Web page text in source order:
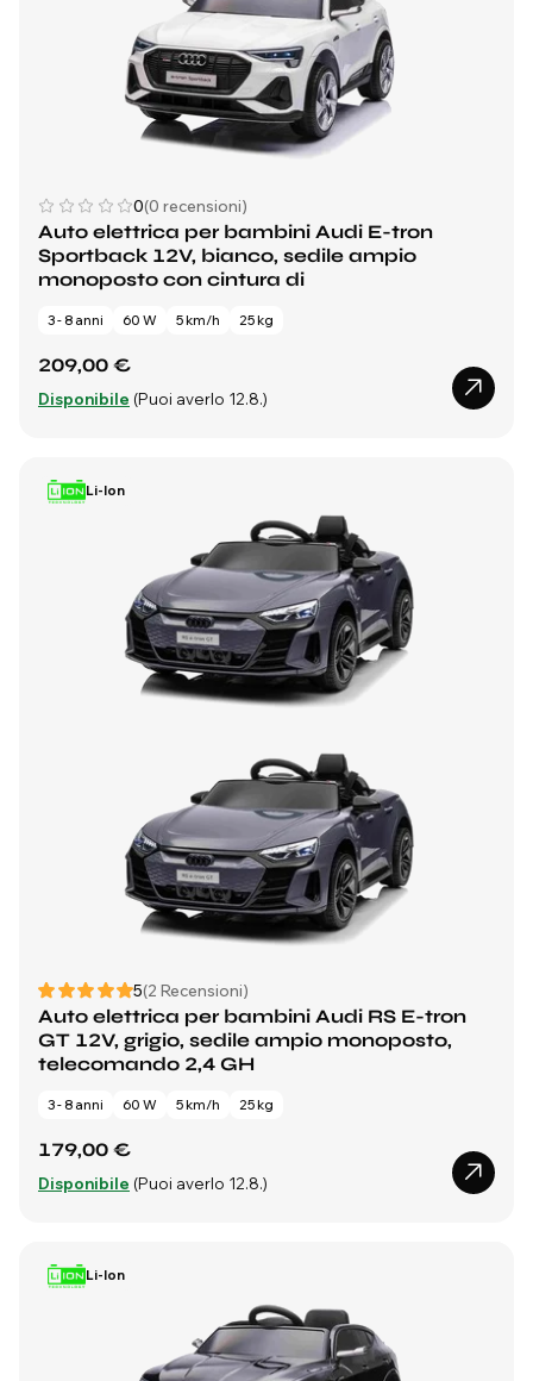
0(0 recensioni)
Auto elettrica per bambini Audi E-tron
Sportback 12V, bianco, sedile ampio
monoposto con cintura di
3 - 8 anni 60 W 5 km/h 25 kg
209,00 €
Disponibile (Puoi averlo 12.8.)
Li-Ion
5(2 Recensioni)
Auto elettrica per bambini Audi RS E-tron
GT 12V, grigio, sedile ampio monoposto,
telecomando 2,4 GH
3 - 8 anni 60 W 5 km/h 25 kg
179,00 €
Disponibile (Puoi averlo 12.8.)
Li-Ion